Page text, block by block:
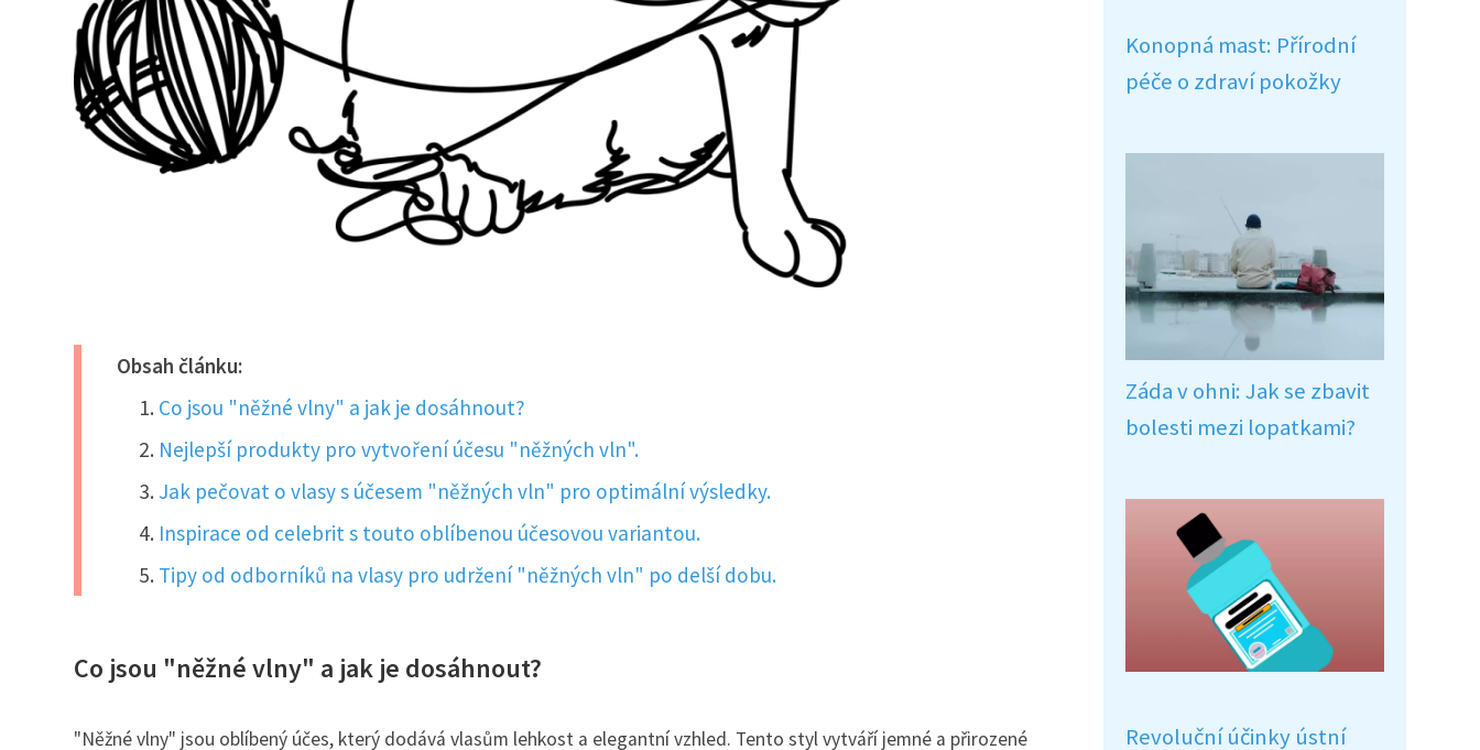
Obsah článku:
Co jsou "něžné vlny" a jak je dosáhnout?
Nejlepší produkty pro vytvoření účesu "něžných vln".
Jak pečovat o vlasy s účesem "něžných vln" pro optimální výsledky.
Inspirace od celebrit s touto oblíbenou účesovou variantou.
Tipy od odborníků na vlasy pro udržení "něžných vln" po delší dobu.
Co jsou "něžné vlny" a jak je dosáhnout?
"Něžné vlny" jsou oblíbený účes, který dodává vlasům lehkost a elegantní vzhled. Tento styl vytváří jemné a přirozené
Konopná mast: Přírodní
péče o zdraví pokožky
Záda v ohni: Jak se zbavit
bolesti mezi lopatkami?
Revoluční účinky ústní